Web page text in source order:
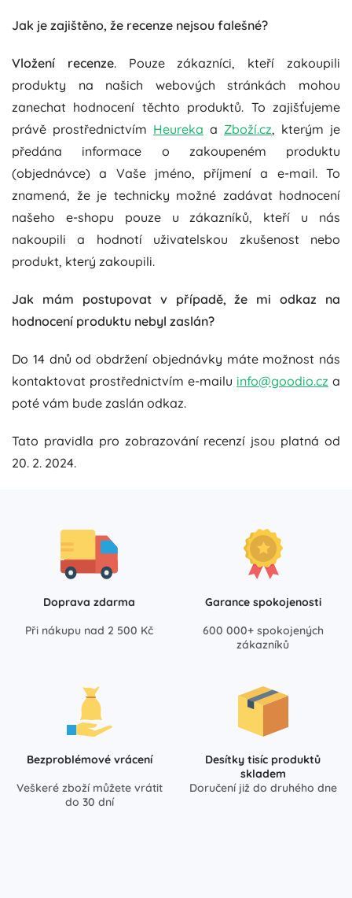
Jak je zajištěno, že recenze nejsou falešné?
Vložení recenze. Pouze zákazníci, kteří zakoupili
produkty na našich webových stránkách mohou
zanechat hodnocení těchto produktů. To zajišťujeme
právě prostřednictvím Heureka a Zboží.cz, kterým je
předána informace o zakoupeném produktu
(objednávce) a Vaše jméno, příjmení a e-mail. To
znamená, že je technicky možné zadávat hodnocení
našeho e-shopu pouze u zákazníků, kteří u nás
nakoupili a hodnotí uživatelskou zkušenost nebo
produkt, který zakoupili.
Jak mám postupovat v případě, že mi odkaz na
hodnocení produktu nebyl zaslán?
Do 14 dnů od obdržení objednávky máte možnost nás
kontaktovat prostřednictvím e-mailu info@goodio.cz a
poté vám bude zaslán odkaz.
Tato pravidla pro zobrazování recenzí jsou platná od
20. 2. 2024.
Doprava zdarma
Při nákupu nad 2 500 Kč
Garance spokojenosti
600 000+ spokojených
zákazníků
Bezproblémové vrácení
Veškeré zboží můžete vrátit
do 30 dní
Desítky tisíc produktů
skladem
Doručení již do druhého dne